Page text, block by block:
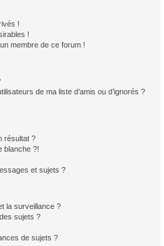
!
!
membre de ce forum !
de ma liste d’amis ou d’ignorés ?
résultat ?
blanche ?!
et sujets ?
la surveillance ?
sujets ?
de sujets ?